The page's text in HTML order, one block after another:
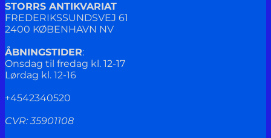
STORRS ANTIKVARIAT
FREDERIKSSUNDSVEJ 61
2400 KØBENHAVN NV
ÅBNINGSTIDER:
Onsdag til fredag kl. 12-17
Lørdag kl. 12-16
+4542340520
CVR: 35901108